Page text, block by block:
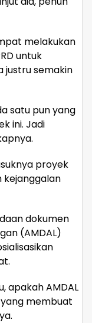
melakukan
untuk
justru semakin
satu pun yang
ini. Jadi
proyek
kejanggalan
dokumen
(AMDAL)
apakah AMDAL
membuat